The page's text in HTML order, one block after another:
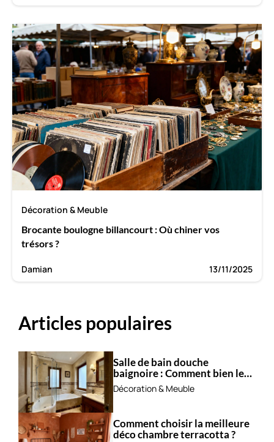
Décoration & Meuble
Brocante boulogne billancourt : Où chiner vos
trésors ?
Damian 13/11/2025
Articles populaires
Salle de bain douche
baignoire : Comment bien les
combiner ?
Décoration & Meuble
Comment choisir la meilleure
déco chambre terracotta ?